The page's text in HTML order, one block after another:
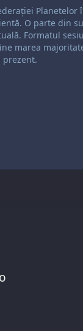
O parte din
Formatul
marea
prezent.